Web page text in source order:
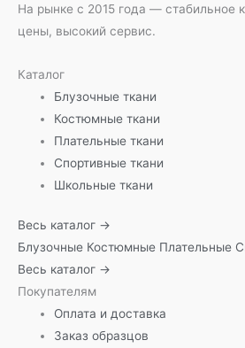
На рынке с 2015 года — стабильное
цены, высокий сервис.
Каталог
Блузочные ткани
Костюмные ткани
Плательные ткани
Спортивные ткани
Школьные ткани
Весь каталог →
Блузочные Костюмные Плательные
Весь каталог →
Покупателям
Оплата и доставка
Заказ образцов